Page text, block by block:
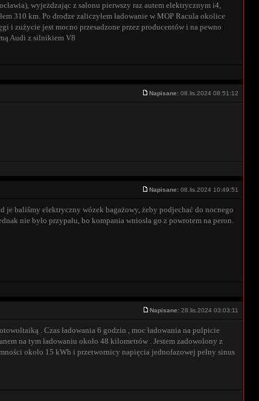
wyjeżdzając z salonu pierwszy raz autem elektrycznym i4,
310 km. Po drodze zaliczyłem ładowanie w MOP Racula okolice
i zużycie jest mocno przesadzone przez producentów i na pewno
Audi z silnikiem V8
Napisane: 08.lis.2024 08:51:12
Napisane: 08.lis.2024 10:49:51
je baliśmy elektryczny wózek bagażowy, żeby podjechać do nocnego
nie było przypału, bo kompania wniosła go z powrotem na peron.
Napisane: 28.lis.2024 03:03:11
. Czas ładowania 6 godzin , moc ładowania na pulpicie
na tym ładowaniu około 48 kilometrów . Jestem zadowolony z
około 15 kWh i przetwornicy napięcia jednofazowej pełny sinus